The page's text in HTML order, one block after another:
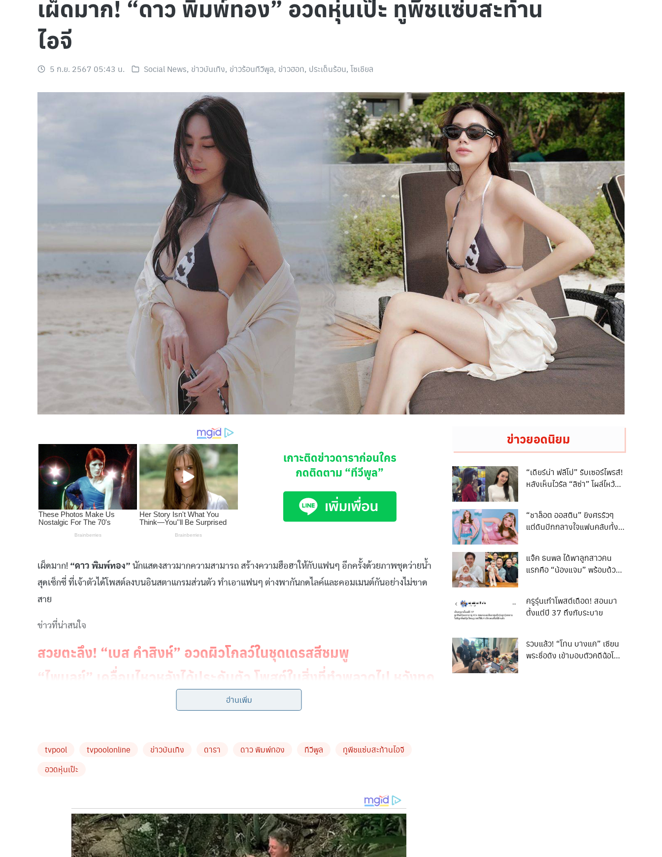
เผ็ดมาก! “ดาว พิมพ์ทอง” อวดหุ่นเป๊ะ ทูพีชแซ่บสะท้าน
ไอจี
5 ก.ย. 2567 05:43 น. Social News, ข่าวบันเทิง, ข่าวร้อนทีวีพูล, ข่าวฮอท, ประเด็นร้อน, โซเชียล
เกาะติดข่าวดาราก่อนใคร
กดติดตาม “ทีวีพูล”
เผ็ดมาก! “ดาว พิมพ์ทอง” นักแสดงสาวมากความสามารถ สร้างความฮือฮาให้กับแฟนๆ อีกครั้งด้วยภาพชุดว่ายน้ำ
สุดเซ็กซี่ ที่เจ้าตัวได้โพสต์ลงบนอินสตาแกรมส่วนตัว ทำเอาแฟนๆ ต่างพากันกดไลค์และคอมเมนต์กันอย่างไม่ขาด
สาย
ข่าวที่น่าสนใจ
สวยตะลึง! “เบส คำสิงห์” อวดผิวโกลว์ในชุดเดรสสีชมพู
“ไพบูลย์” เคลื่อนไหวหลังได้ประกันตัว โพสต์ในสิ่งที่ทำพลาดไป หวังทุก
อ่านเพิ่ม
tvpool tvpoolonline ข่าวบันเทิง ดารา ดาว พิมพ์ทอง ทีวีพูล
ทูพีชแซ่บสะท้านไอจี
อวดหุ่นเป๊ะ
ข่าวยอดนิยม
“เดียร์น่า ฟลีโป” รับเซอร์ไพรส์!
หลังเห็นไวรัล “ลิซ่า” โผล่ไหว้
“ชาล็อต ออสติน” ยิงศรรัวๆ
แต่ดันปักกลางใจแฟนคลับทั้ง
แจ๊ค ธนพล ได้พาลูกสาวคน
แรกคือ “น้องแจม” พร้อมด้วย
เอก” เอกชัย ศรีวิชัย
ครูรุ่นเก๋าโพสต์เดือด! สอนมา
ตั้งแต่ปี 37 ถึงกับระบาย
รวบแล้ว! “โทน บางแค” เซียน
พระชื่อดัง เข้ามอบตัวคดีฉ้อโกง